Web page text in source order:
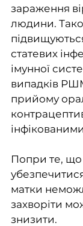
зараження
людини.
статевих
імунної
випадків
прийому
Попри те, що
матки
захворіти
знизити.